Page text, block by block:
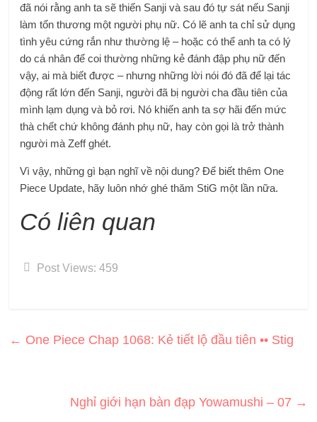
đã nói rằng anh ta sẽ thiến Sanji và sau đó tự sát nếu Sanji
làm tổn thương một người phụ nữ. Có lẽ anh ta chỉ sử dụng
tình yêu cứng rắn như thường lệ – hoặc có thể anh ta có lý
do cá nhân để coi thường những kẻ đánh đập phụ nữ đến
vậy, ai mà biết được – nhưng những lời nói đó đã để lại tác
động rất lớn đến Sanji, người đã bị người cha đầu tiên của
mình lạm dụng và bỏ rơi. Nó khiến anh ta sợ hãi đến mức
thà chết chứ không đánh phụ nữ, hay còn gọi là trở thành
người mà Zeff ghét.
Vì vậy, những gì bạn nghĩ về nội dung? Để biết thêm One
Piece Update, hãy luôn nhớ ghé thăm StiG một lần nữa.
Có liên quan
Post Views: 459
← One Piece Chap 1068: Kẻ tiết lộ đầu tiên •• Stig
Nghỉ giới hạn bàn đạp Yowamushi – 07 →